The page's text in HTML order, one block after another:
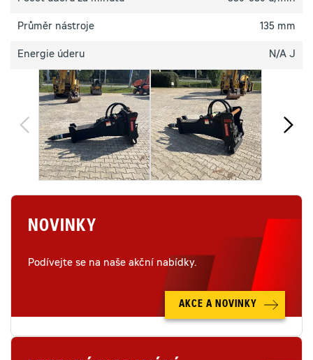
Průměr nástroje 135 mm
Energie úderu N/A J
NOVINKY
Podívejte se na naše akční nabídky.
AKCE A NOVINKY